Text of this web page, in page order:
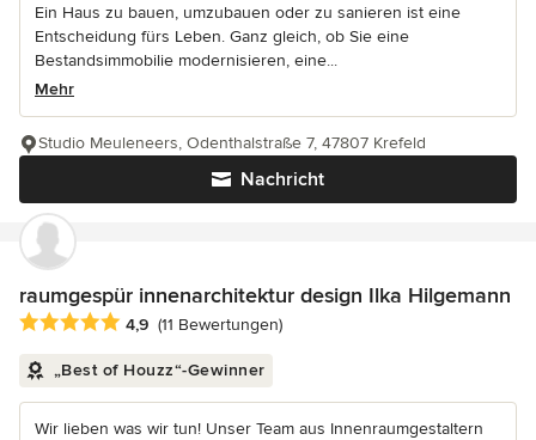
Ein Haus zu bauen, umzubauen oder zu sanieren ist eine
Entscheidung fürs Leben. Ganz gleich, ob Sie eine
Bestandsimmobilie modernisieren, eine...
Mehr
Nachricht
Studio Meuleneers, Odenthalstraße 7, 47807 Krefeld
raumgespür innenarchitektur design Ilka Hilgemann
Durchschnittliche Bewertung: 4.9 von 5 Sternen
4,9 (11 Bewertungen)
„Best of Houzz“-Gewinner
Wir lieben was wir tun! Unser Team aus Innenraumgestaltern